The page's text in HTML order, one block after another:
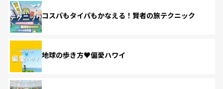
コスパもタイパもかなえる！賢者の旅テクニック
地球の歩き方♥偏愛ハワイ